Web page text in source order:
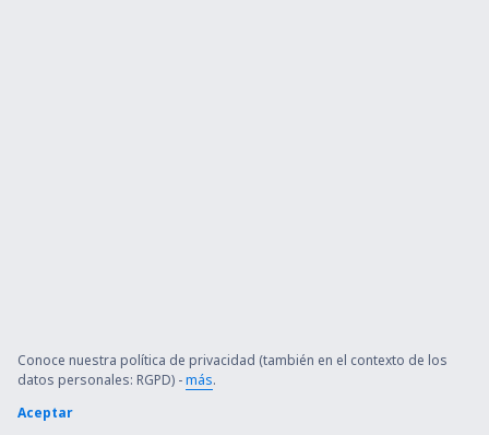
Conoce nuestra política de privacidad (también en el contexto de los
datos personales: RGPD) -más.
Aceptar